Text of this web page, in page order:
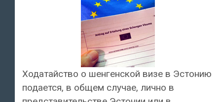
Ходатайство о шенгенской визе в Эстонию
подается, в общем случае, лично в